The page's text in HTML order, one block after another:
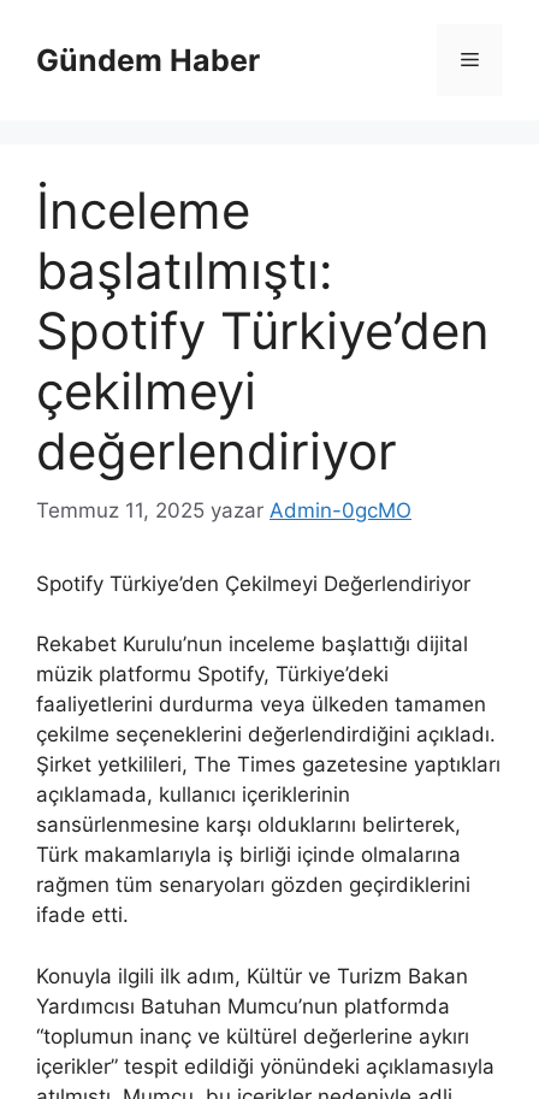
Gündem Haber Menü
İnceleme
başlatılmıştı:
Spotify Türkiye’den
çekilmeyi
değerlendiriyor
Temmuz 11, 2025 yazar Admin-0gcMO
Spotify Türkiye’den Çekilmeyi Değerlendiriyor
Rekabet Kurulu’nun inceleme başlattığı dijital
müzik platformu Spotify, Türkiye’deki
faaliyetlerini durdurma veya ülkeden tamamen
çekilme seçeneklerini değerlendirdiğini açıkladı.
Şirket yetkilileri, The Times gazetesine yaptıkları
açıklamada, kullanıcı içeriklerinin
sansürlenmesine karşı olduklarını belirterek,
Türk makamlarıyla iş birliği içinde olmalarına
rağmen tüm senaryoları gözden geçirdiklerini
ifade etti.
Konuyla ilgili ilk adım, Kültür ve Turizm Bakan
Yardımcısı Batuhan Mumcu’nun platformda
“toplumun inanç ve kültürel değerlerine aykırı
içerikler” tespit edildiği yönündeki açıklamasıyla